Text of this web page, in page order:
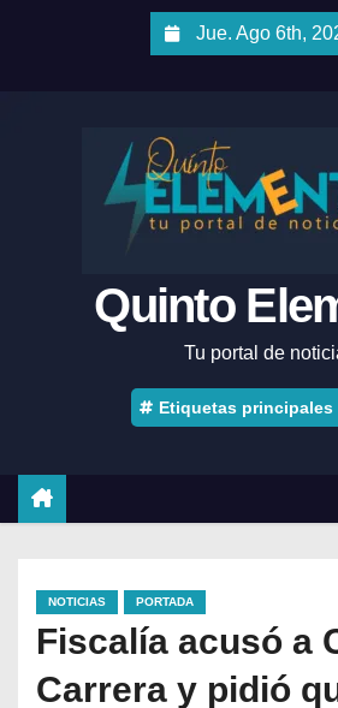
Jue. Ago 6th,
Quinto
Tu portal de
Etiquetas principales
NOTICIAS PORTADA
Fiscalía acusó a
Carrera y pidió